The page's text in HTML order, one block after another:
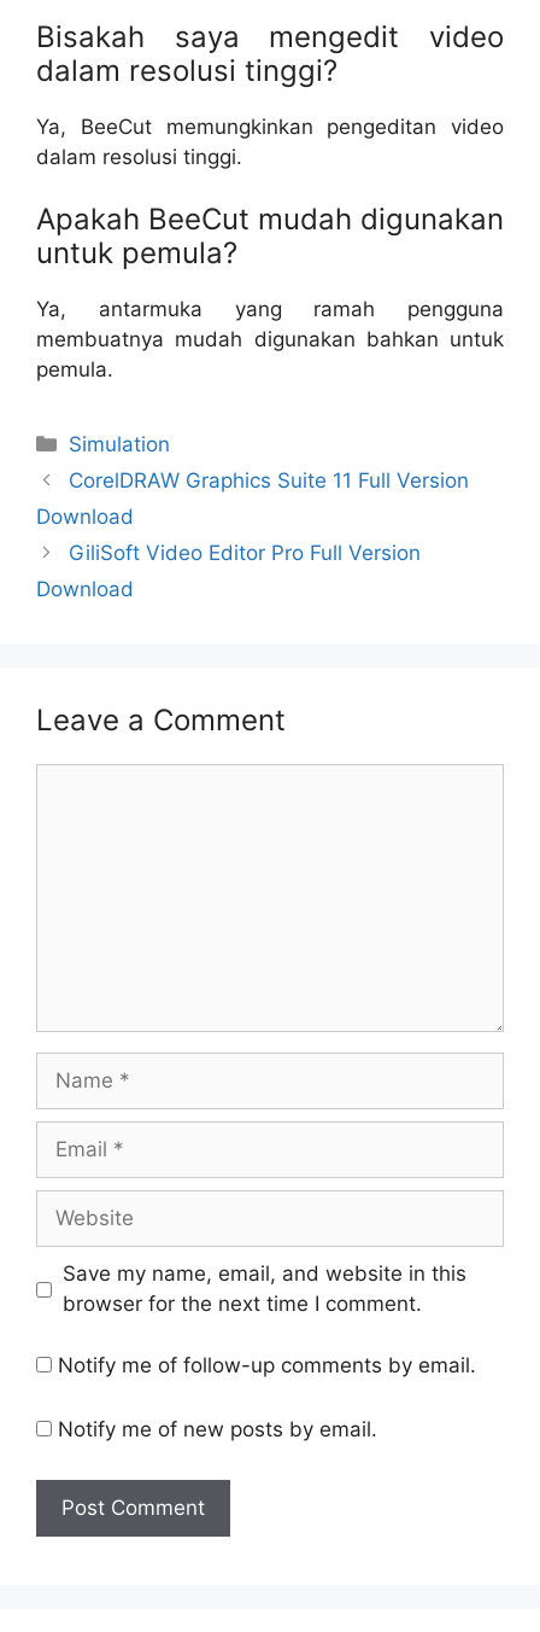
Bisakah saya mengedit video
dalam resolusi tinggi?
Ya, BeeCut memungkinkan pengeditan video
dalam resolusi tinggi.
Apakah BeeCut mudah digunakan
untuk pemula?
Ya, antarmuka yang ramah pengguna
membuatnya mudah digunakan bahkan untuk
pemula.
Categories
Simulation
CorelDRAW Graphics Suite 11 Full Version
Download
GiliSoft Video Editor Pro Full Version
Download
Leave a Comment
Name
Email
Website
Save my name, email, and website in this
browser for the next time I comment.
Notify me of follow-up comments by email.
Notify me of new posts by email.